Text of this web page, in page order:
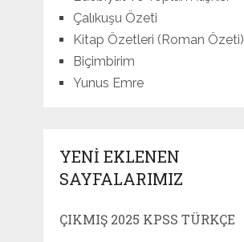
Çalıkuşu Özeti
Kitap Özetleri (Roman Özeti)
Biçimbirim
Yunus Emre
YENI EKLENEN
SAYFALARIMIZ
ÇIKMIŞ 2025 KPSS TÜRKÇE